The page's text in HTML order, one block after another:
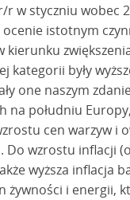
r w styczniu wobec
ocenie istotnym
kierunku
kategorii były
one naszym
na południu
cen warzyw i
wzrostu inflacji
wyższa inflacja
żywności i energii,